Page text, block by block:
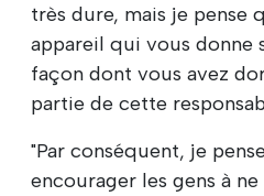
très dure, mais je pense
appareil qui vous donne
façon dont vous avez
partie de cette
"Par conséquent, je
encourager les gens à